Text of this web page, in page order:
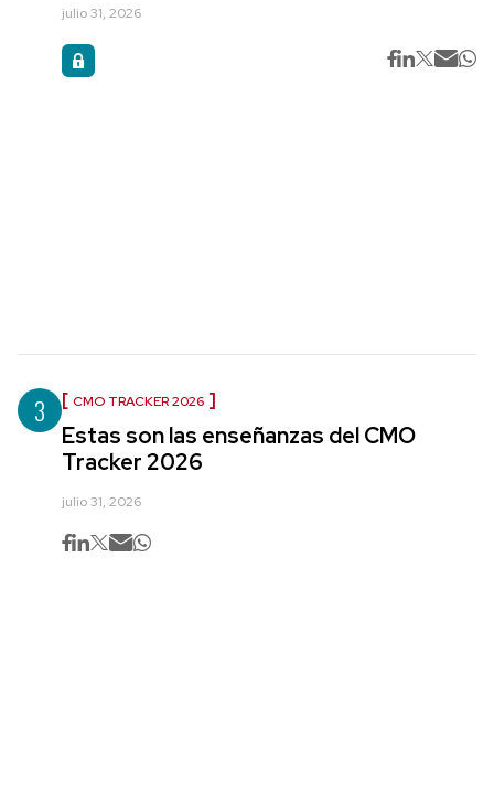
julio 31, 2026
3 CMO TRACKER 2026
Estas son las enseñanzas del CMO
Tracker 2026
julio 31, 2026